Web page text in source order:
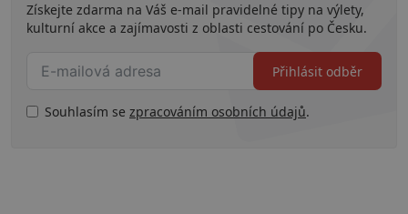
Získejte zdarma na Váš e-mail pravidelné tipy na výlety,
kulturní akce a zajímavosti z oblasti cestování po Česku.
Souhlasím se zpracováním osobních údajů.
Přihlásit odběr